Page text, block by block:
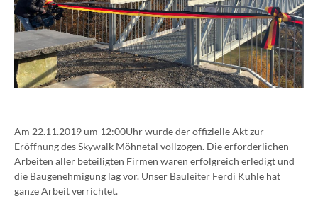
Am 22.11.2019 um 12:00Uhr wurde der offizielle Akt zur
Eröffnung des Skywalk Möhnetal vollzogen. Die erforderlichen
Arbeiten aller beteiligten Firmen waren erfolgreich erledigt und
die Baugenehmigung lag vor. Unser Bauleiter Ferdi Kühle hat
ganze Arbeit verrichtet.